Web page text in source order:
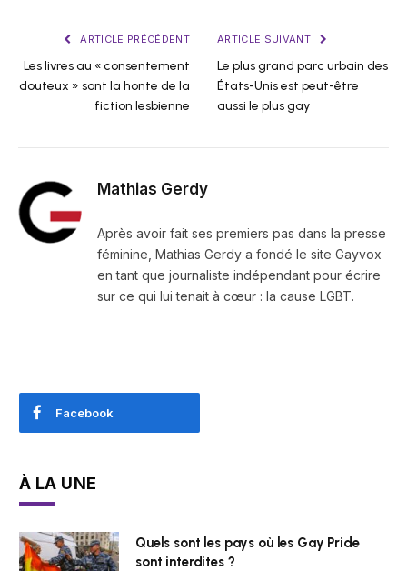
ARTICLE PRÉCÉDENT
Les livres au « consentement
douteux » sont la honte de la
fiction lesbienne
ARTICLE SUIVANT
Le plus grand parc urbain des
États-Unis est peut-être
aussi le plus gay
Mathias Gerdy
Après avoir fait ses premiers pas dans la presse
féminine, Mathias Gerdy a fondé le site Gayvox
en tant que journaliste indépendant pour écrire
sur ce qui lui tenait à cœur : la cause LGBT.
Facebook
À LA UNE
Quels sont les pays où les Gay Pride
sont interdites ?